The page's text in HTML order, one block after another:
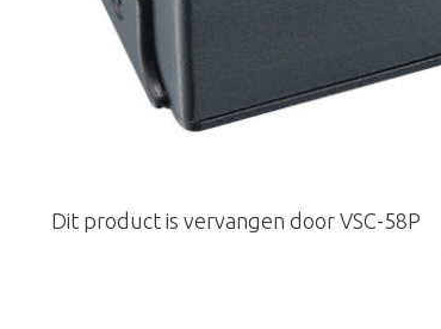
Dit product is vervangen door VSC-58P